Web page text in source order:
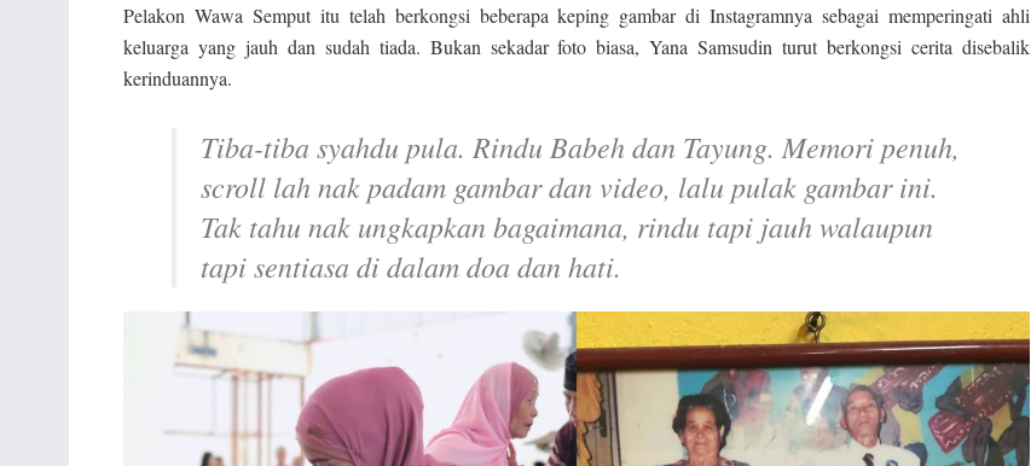
Pelakon Wawa Semput itu telah berkongsi beberapa keping gambar di Instagramnya sebagai memperingati ahli
keluarga yang jauh dan sudah tiada. Bukan sekadar foto biasa, Yana Samsudin turut berkongsi cerita disebalik
kerinduannya.
Tiba-tiba syahdu pula. Rindu Babeh dan Tayung. Memori penuh,
scroll lah nak padam gambar dan video, lalu pulak gambar ini.
Tak tahu nak ungkapkan bagaimana, rindu tapi jauh walaupun
tapi sentiasa di dalam doa dan hati.